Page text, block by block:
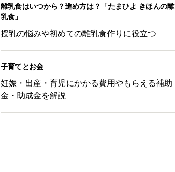
離乳食はいつから？進め方は？「たまひよ きほんの離
乳食」
授乳の悩みや初めての離乳食作りに役立つ
子育てとお金
妊娠・出産・育児にかかる費用やもらえる補助
金・助成金を解説